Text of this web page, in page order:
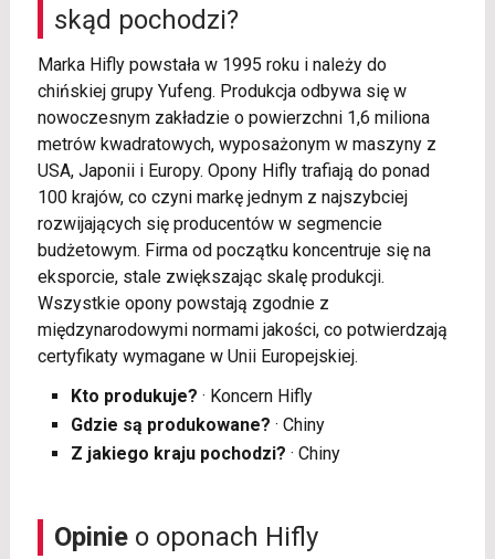
skąd pochodzi?
Marka Hifly powstała w 1995 roku i należy do
chińskiej grupy Yufeng. Produkcja odbywa się w
nowoczesnym zakładzie o powierzchni 1,6 miliona
metrów kwadratowych, wyposażonym w maszyny z
USA, Japonii i Europy. Opony Hifly trafiają do ponad
100 krajów, co czyni markę jednym z najszybciej
rozwijających się producentów w segmencie
budżetowym. Firma od początku koncentruje się na
eksporcie, stale zwiększając skalę produkcji.
Wszystkie opony powstają zgodnie z
międzynarodowymi normami jakości, co potwierdzają
certyfikaty wymagane w Unii Europejskiej.
Kto produkuje? · Koncern Hifly
Gdzie są produkowane? · Chiny
Z jakiego kraju pochodzi? · Chiny
Opinieo oponach Hifly